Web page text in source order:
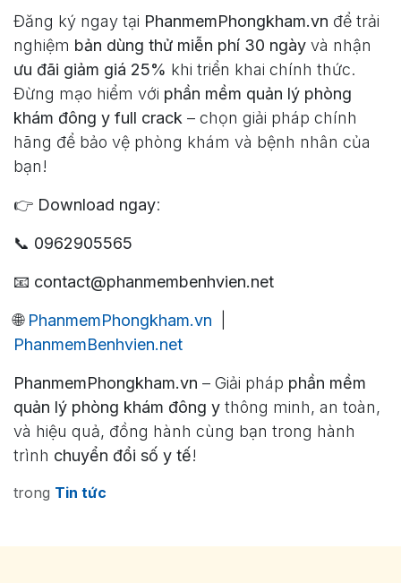
Đăng ký ngay tại PhanmemPhongkham.vn để trải
nghiệm bản dùng thử miễn phí 30 ngày và nhận
ưu đãi giảm giá 25% khi triển khai chính thức.
Đừng mạo hiểm với phần mềm quản lý phòng
khám đông y full crack – chọn giải pháp chính
hãng để bảo vệ phòng khám và bệnh nhân của
bạn!
👉 Download ngay:
📞 0962905565
📧 contact@phanmembenhvien.net
🌐 PhanmemPhongkham.vn
PhanmemBenhvien.net
PhanmemPhongkham.vn – Giải pháp phần mềm
quản lý phòng khám đông y thông minh, an toàn,
và hiệu quả, đồng hành cùng bạn trong hành
trình chuyển đổi số y tế!
trong Tin tức